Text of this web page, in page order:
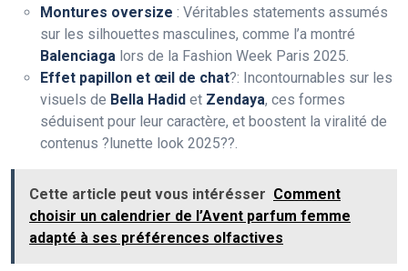
Montures oversize : Véritables statements assumés
sur les silhouettes masculines, comme l’a montré
Balenciaga lors de la Fashion Week Paris 2025.
Effet papillon et œil de chat?: Incontournables sur les
visuels de Bella Hadid et Zendaya, ces formes
séduisent pour leur caractère, et boostent la viralité de
contenus ?lunette look 2025??.
Cette article peut vous intérésser Comment
choisir un calendrier de l’Avent parfum femme
adapté à ses préférences olfactives